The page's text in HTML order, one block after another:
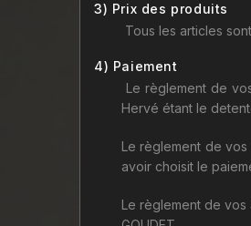
3) Prix des produits
Tous les articles
4) Paiement
Le règlement de
Hervé étant le
Le règlement de
avoir choisit le
Le règlement de